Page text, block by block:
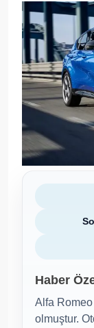
Haber
Alfa
olmuştur.